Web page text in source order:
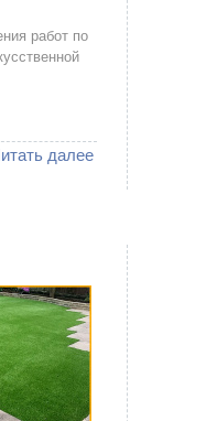
работ по
далее